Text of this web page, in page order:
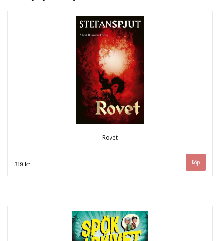
Rovet
319 kr